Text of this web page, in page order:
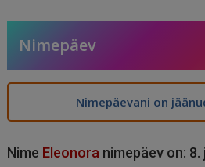
c
e
b
o
k
ai k
dI
n
d
t
Nimepäev
Nimepäevani on
Nime Eleonora nimepäev on: 8.